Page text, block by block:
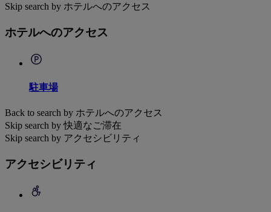
Skip search by ホテルへのアクセス
ホテルへのアクセス
駐車場
Back to search by ホテルへのアクセス
Skip search by 快適なご滞在
Skip search by アクセシビリティ
アクセシビリティ